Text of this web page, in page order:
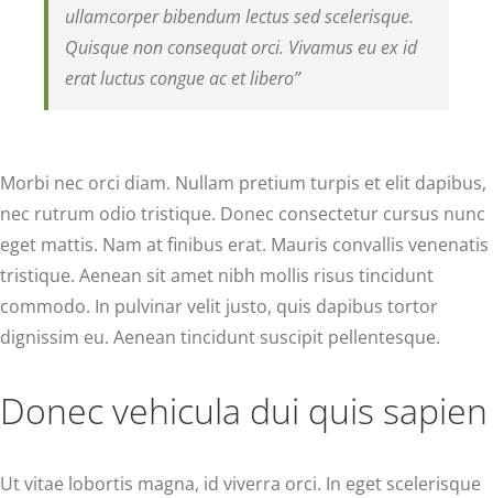
ullamcorper bibendum lectus sed scelerisque.
Quisque non consequat orci. Vivamus eu ex id
erat luctus congue ac et libero”
Morbi nec orci diam. Nullam pretium turpis et elit dapibus,
nec rutrum odio tristique. Donec consectetur cursus nunc
eget mattis. Nam at finibus erat. Mauris convallis venenatis
tristique. Aenean sit amet nibh mollis risus tincidunt
commodo. In pulvinar velit justo, quis dapibus tortor
dignissim eu. Aenean tincidunt suscipit pellentesque.
Donec vehicula dui quis sapien
Ut vitae lobortis magna, id viverra orci. In eget scelerisque